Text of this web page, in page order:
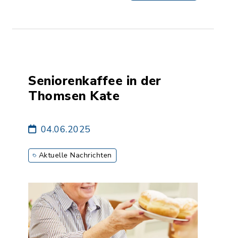
Seniorenkaffee in der
Thomsen Kate
04.06.2025
Aktuelle Nachrichten